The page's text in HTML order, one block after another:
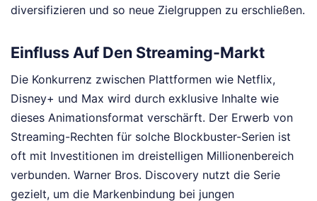
diversifizieren und so neue Zielgruppen zu erschließen.
Einfluss Auf Den Streaming-Markt
Die Konkurrenz zwischen Plattformen wie Netflix,
Disney+ und Max wird durch exklusive Inhalte wie
dieses Animationsformat verschärft. Der Erwerb von
Streaming-Rechten für solche Blockbuster-Serien ist
oft mit Investitionen im dreistelligen Millionenbereich
verbunden. Warner Bros. Discovery nutzt die Serie
gezielt, um die Markenbindung bei jungen